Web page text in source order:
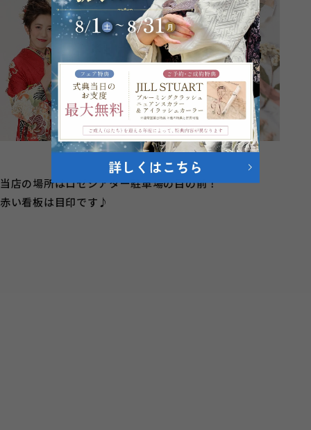
当店の場所はロゼシアター駐車場の目の前！
赤い看板は目印です♪